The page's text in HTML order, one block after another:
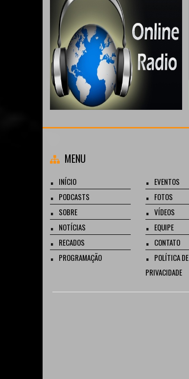
MENU
INÍCIO
PODCASTS
SOBRE
NOTÍCIAS
RECADOS
PROGRAMAÇÃO
EVENTOS
FOTOS
VÍDEOS
EQUIPE
CONTATO
POLÍTICA DE
PRIVACIDADE